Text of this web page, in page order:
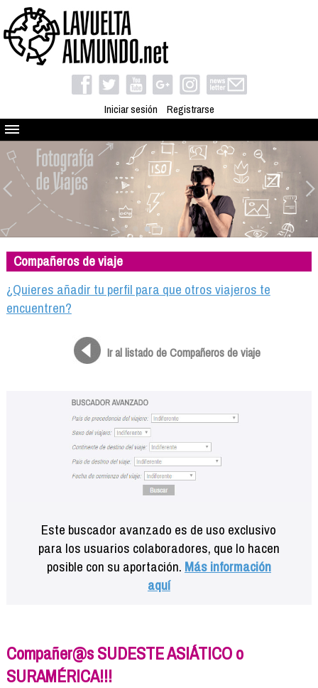
Iniciar sesión Registrarse
Quienes somos
El proyecto
Blog
Viaja con nosotros
Camino solidario
Libros
Compañeros de viaje
Compañeros de viaje
¿Quieres añadir tu perfil para que otros viajeros te
encuentren?
Ir al listado de Compañeros de viaje
Este buscador avanzado es de uso exclusivo
para los usuarios colaboradores, que lo hacen
posible con su aportación. Más información
aquí
Compañer@s SUDESTE ASIÁTICO o
SURAMÉRICA!!!